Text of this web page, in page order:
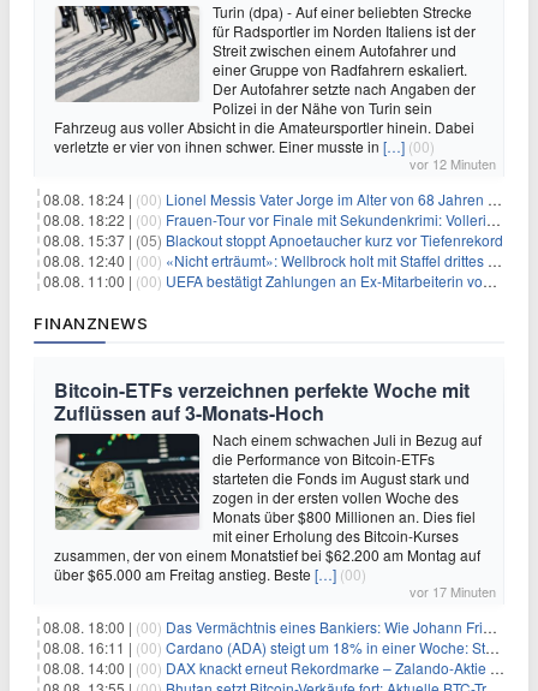
Turin (dpa) - Auf einer beliebten Strecke
für Radsportler im Norden Italiens ist der
Streit zwischen einem Autofahrer und
einer Gruppe von Radfahrern eskaliert.
Der Autofahrer setzte nach Angaben der
Polizei in der Nähe von Turin sein
Fahrzeug aus voller Absicht in die Amateursportler hinein. Dabei
verletzte er vier von ihnen schwer. Einer musste in […] (00)
vor 12 Minuten
08.08. 18:24 | (00) Lionel Messis Vater Jorge im Alter von 68 Jahren gestorben
08.08. 18:22 | (00) Frauen-Tour vor Finale mit Sekundenkrimi: Vollering in Gelb
08.08. 15:37 | (05) Blackout stoppt Apnoetaucher kurz vor Tiefenrekord
08.08. 12:40 | (00) «Nicht erträumt»: Wellbrock holt mit Staffel drittes EM-Gold
08.08. 11:00 | (00) UEFA bestätigt Zahlungen an Ex-Mitarbeiterin von Infantino
FINANZNEWS
Bitcoin-ETFs verzeichnen perfekte Woche mit
Zuflüssen auf 3-Monats-Hoch
Nach einem schwachen Juli in Bezug auf
die Performance von Bitcoin-ETFs
starteten die Fonds im August stark und
zogen in der ersten vollen Woche des
Monats über $800 Millionen an. Dies fiel
mit einer Erholung des Bitcoin-Kurses
zusammen, der von einem Monatstief bei $62.200 am Montag auf
über $65.000 am Freitag anstieg. Beste […] (00)
vor 17 Minuten
08.08. 18:00 | (00) Das Vermächtnis eines Bankiers: Wie Johann Friedrich Städel sein Imperium unsterblich machte
08.08. 16:11 | (00) Cardano (ADA) steigt um 18% in einer Woche: Steht ein Kurs von $0,30 bevor?
08.08. 14:00 | (00) DAX knackt erneut Rekordmarke – Zalando-Aktie crasht nach Quartalszahlen